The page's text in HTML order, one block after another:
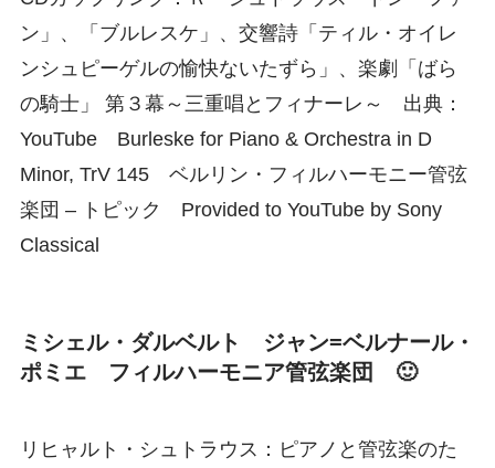
ン」、「ブルレスケ」、交響詩「ティル・オイレ
ンシュピーゲルの愉快ないたずら」、楽劇「ばら
の騎士」 第３幕～三重唱とフィナーレ～ 出典：
YouTube Burleske for Piano & Orchestra in D
Minor, TrV 145 ベルリン・フィルハーモニー管弦
楽団 – トピック Provided to YouTube by Sony
Classical
ミシェル・ダルベルト ジャン=ベルナール・
ポミエ フィルハーモニア管弦楽団 🙂
リヒャルト・シュトラウス：ピアノと管弦楽のた